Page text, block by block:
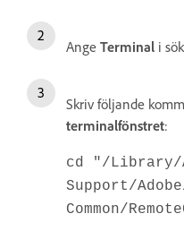
Ange Terminal i
Skriv följande
terminalfönstret:
cd "/Library/
Support/
Common/